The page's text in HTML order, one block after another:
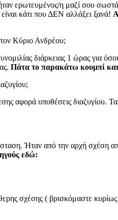
ερωτευμένος/η μαζί σου
είναι κάτι που ΔΕΝ αλλάξει ξανά!
Κύριο Ανδρέου;
διάρκειας 1 ώρας για
Πάτα το παρακάτω κουμπί
αφορά υποθέσεις
Ήταν από την αρχή σχέση
εδώ:
σχέσης ( βρισκόμαστε